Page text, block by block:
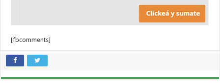
[fbcomments]